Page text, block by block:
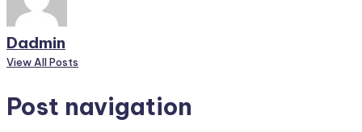
Dadmin
View All Posts
Post navigation